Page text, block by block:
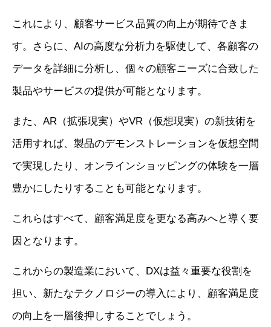
これにより、顧客サービス品質の向上が期待できま
す。さらに、AIの高度な分析力を駆使して、各顧客の
データを詳細に分析し、個々の顧客ニーズに合致した
製品やサービスの提供が可能となります。
また、AR（拡張現実）やVR（仮想現実）の新技術を
活用すれば、製品のデモンストレーションを仮想空間
で実現したり、オンラインショッピングの体験を一層
豊かにしたりすることも可能となります。
これらはすべて、顧客満足度を更なる高みへと導く要
因となります。
これからの製造業において、DXは益々重要な役割を
担い、新たなテクノロジーの導入により、顧客満足度
の向上を一層後押しすることでしょう。